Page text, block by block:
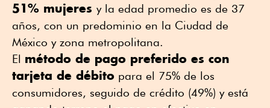
51% mujeres y la edad promedio es de 37
años, con un predominio en la Ciudad de
México y zona metropolitana.
El método de pago preferido es con
tarjeta de débito para el 75% de los
consumidores, seguido de crédito (49%) y está